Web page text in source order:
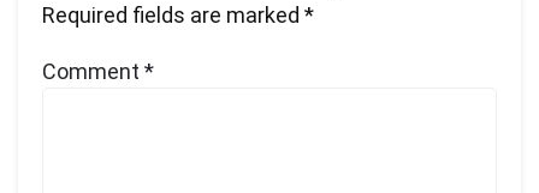
Required fields are marked *
Comment *